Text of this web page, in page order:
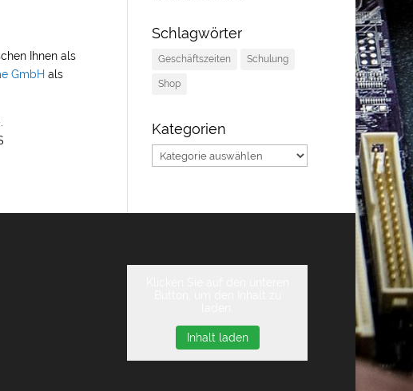
Ihnen als
GmbH als
Schlagwörter
Geschäftszeiten Schulung
Shop
Kategorien
Kategorien
Inhalt laden